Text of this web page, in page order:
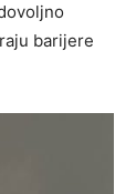
barijere